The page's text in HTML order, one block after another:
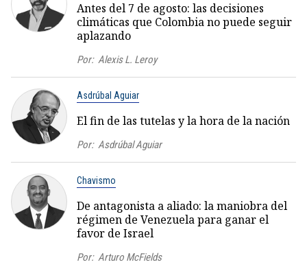
Antes del 7 de agosto: las decisiones
climáticas que Colombia no puede seguir
aplazando
Por: Alexis L. Leroy
Asdrúbal Aguiar
El fin de las tutelas y la hora de la nación
Por: Asdrúbal Aguiar
Chavismo
De antagonista a aliado: la maniobra del
régimen de Venezuela para ganar el
favor de Israel
Por: Arturo McFields